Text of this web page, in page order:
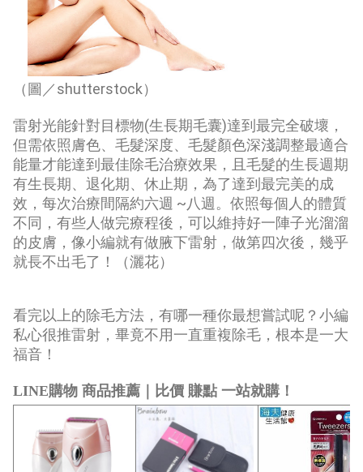
（圖／shutterstock）
雷射光能針對目標物(生長期毛囊)達到最完全破壞，
但需依照膚色、毛髮深度、毛髮顏色深淺調整最適合
能量才能達到最佳除毛治療效果，且毛髮的生長週期
有生長期、退化期、休止期，為了達到最完美的成
效，每次治療間隔約六週 ~八週。依照每個人的體質
不同，有些人做完療程後，可以維持好一陣子光溜溜
的皮膚，像小編就有做腋下雷射，做第四次後，幾乎
就長不出毛了！（灑花）
看完以上的除毛方法，有哪一種你最想嘗試呢？小編
私心很推雷射，畢竟不用一直重複除毛，根本是一大
福音！
LINE購物 商品推薦｜比價 賺點 一站就購！